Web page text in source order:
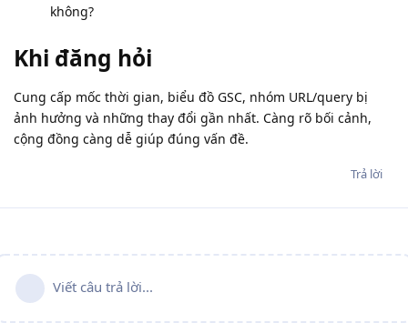
không?
Khi đăng hỏi
Cung cấp mốc thời gian, biểu đồ GSC, nhóm URL/query bị
ảnh hưởng và những thay đổi gần nhất. Càng rõ bối cảnh,
cộng đồng càng dễ giúp đúng vấn đề.
Trả lời
Viết câu trả lời...